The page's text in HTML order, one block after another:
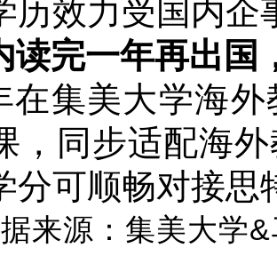
历效力受国内企
读完一年再出国
在集美大学海
，同步适配海
分可顺畅对接思
来源：集美大学